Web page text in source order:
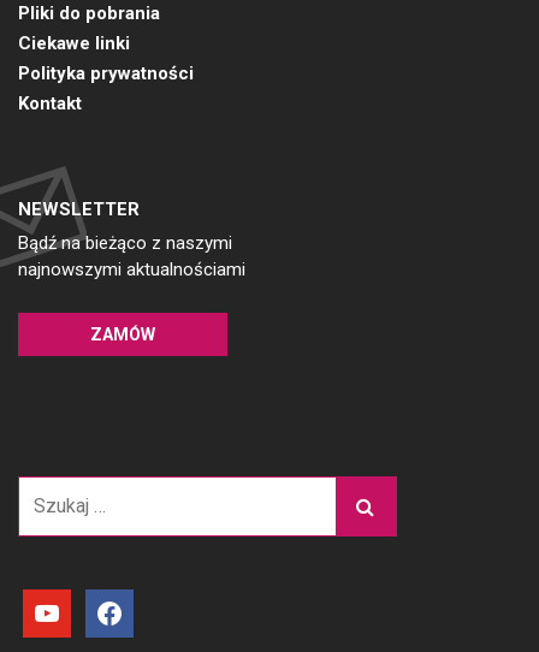
Pliki do pobrania
Ciekawe linki
Polityka prywatności
Kontakt
NEWSLETTER
Bądź na bieżąco z naszymi
najnowszymi aktualnościami
ZAMÓW
youtube facebook